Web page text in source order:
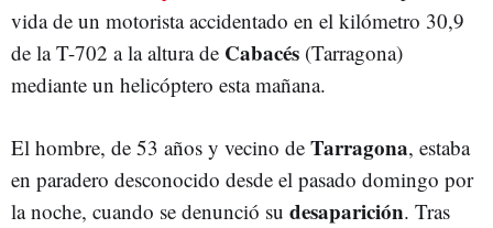
vida de un motorista accidentado en el kilómetro 30,9
de la T-702 a la altura de Cabacés (Tarragona)
mediante un helicóptero esta mañana.
El hombre, de 53 años y vecino de Tarragona, estaba
en paradero desconocido desde el pasado domingo por
la noche, cuando se denunció su desaparición. Tras